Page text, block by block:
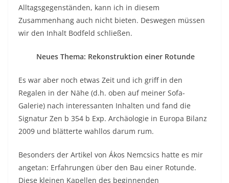
Alltagsgegenständen, kann ich in diesem
Zusammenhang auch nicht bieten. Deswegen müssen
wir den Inhalt Bodfeld schließen.
Neues Thema: Rekonstruktion einer Rotunde
Es war aber noch etwas Zeit und ich griff in den
Regalen in der Nähe (d.h. oben auf meiner Sofa-
Galerie) nach interessanten Inhalten und fand die
Signatur Zen b 354 b Exp. Archäologie in Europa Bilanz
2009 und blätterte wahllos darum rum.
Besonders der Artikel von Ákos Nemcsics hatte es mir
angetan: Erfahrungen über den Bau einer Rotunde.
Diese kleinen Kapellen des beginnenden